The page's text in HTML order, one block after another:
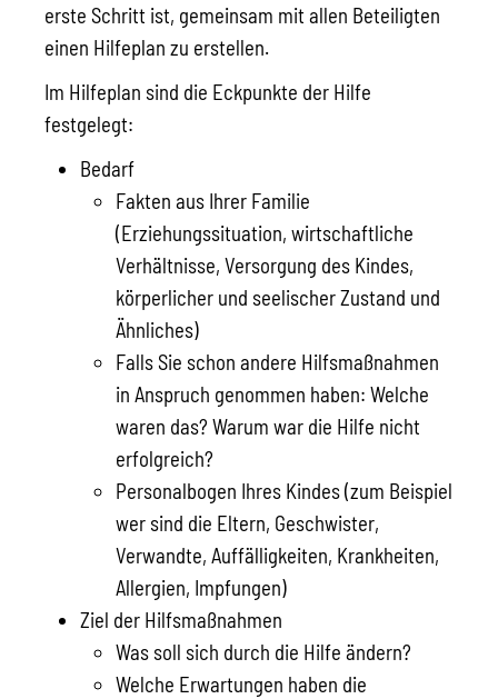
erste Schritt ist, gemeinsam mit allen Beteiligten
einen Hilfeplan zu erstellen.
Im Hilfeplan sind die Eckpunkte der Hilfe
festgelegt:
Bedarf
Fakten aus Ihrer Familie
(Erziehungssituation, wirtschaftliche
Verhältnisse, Versorgung des Kindes,
körperlicher und seelischer Zustand und
Ähnliches)
Falls Sie schon andere Hilfsmaßnahmen
in Anspruch genommen haben: Welche
waren das? Warum war die Hilfe nicht
erfolgreich?
Personalbogen Ihres Kindes (zum Beispiel
wer sind die Eltern, Geschwister,
Verwandte, Auffälligkeiten, Krankheiten,
Allergien, Impfungen)
Ziel der Hilfsmaßnahmen
Was soll sich durch die Hilfe ändern?
Welche Erwartungen haben die